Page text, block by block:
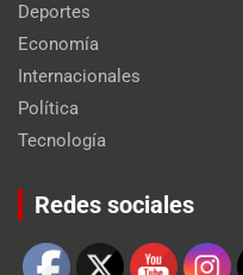
Deportes
Economía
Internacionales
Política
Tecnología
Redes sociales